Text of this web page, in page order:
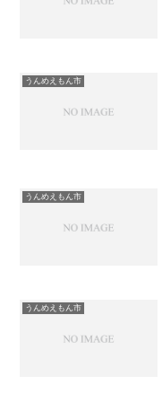
うんめえもん市
うんめえもん市
うんめえもん市